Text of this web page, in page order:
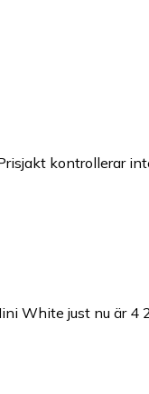
kontrollerar
White just nu är 4